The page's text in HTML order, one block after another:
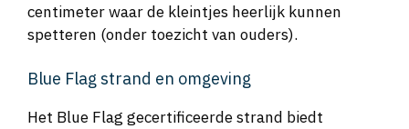
centimeter waar de kleintjes heerlijk kunnen
spetteren (onder toezicht van ouders).
Blue Flag strand en omgeving
Het Blue Flag gecertificeerde strand biedt